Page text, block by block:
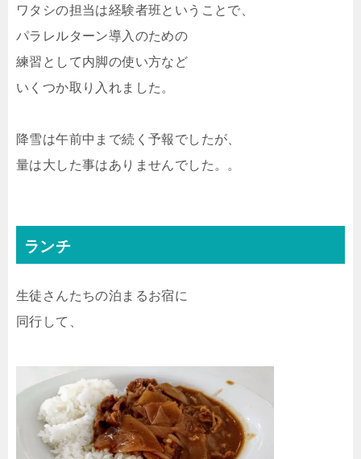
ワタシの担当は経験者班ということで、
パラレルターン導入のための
練習として内脚の使い方など
いくつか取り入れました。
降雪は午前中まで続く予報でしたが、
量は大した事はありませんでした。。
ランチ
生徒さんたちの泊まるお宿に
同行して、